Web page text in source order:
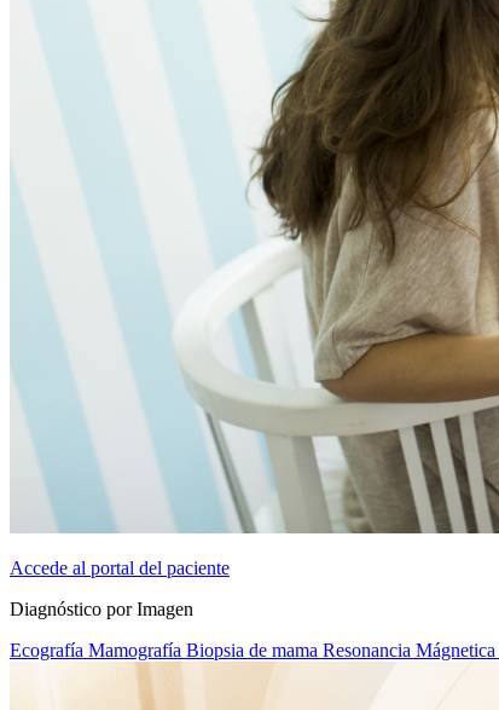
Accede al portal del paciente
Diagnóstico por Imagen
Ecografía Mamografía Biopsia de mama Resonancia Mágnetica